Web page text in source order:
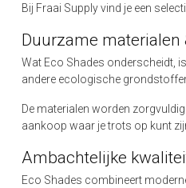
Bij Fraai Supply vind je een
Duurzame
Wat Eco Shades onderscheidt,
andere ecologische
De materialen worden
aankoop waar je trots op kunt
Ambachtelijke
Eco Shades combineert